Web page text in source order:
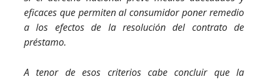
eficaces que permiten al consumidor poner remedio
a los efectos de la resolución del contrato de
préstamo.
A tenor de esos criterios cabe concluir que la